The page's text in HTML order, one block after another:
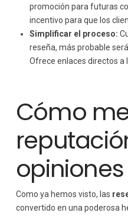
promoción para futuras
incentivo para que los
Simplificar el proceso:
reseña, más probable
Ofrece enlaces directos a
Cómo
Como ya hemos visto, las
convertido en una poderosa